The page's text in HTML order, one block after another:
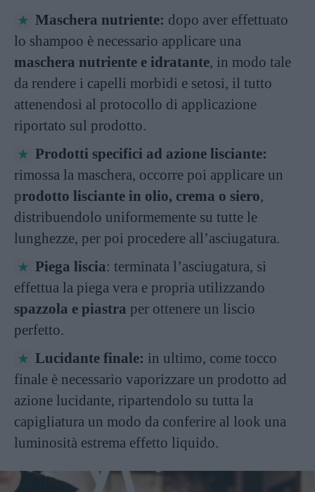
Maschera nutriente: dopo aver effettuato
lo shampoo è necessario applicare una
maschera nutriente e idratante, in modo tale
da rendere i capelli morbidi e setosi, il tutto
attenendosi al protocollo di applicazione
riportato sul prodotto.
Prodotti specifici ad azione lisciante:
rimossa la maschera, occorre poi applicare un
prodotto lisciante in olio, crema o siero,
distribuendolo uniformemente su tutte le
lunghezze, per poi procedere all’asciugatura.
Piega liscia: terminata l’asciugatura, si
effettua la piega vera e propria utilizzando
spazzola e piastra per ottenere un liscio
perfetto.
Lucidante finale: in ultimo, come tocco
finale è necessario vaporizzare un prodotto ad
azione lucidante, ripartendolo su tutta la
capigliatura un modo da conferire al look una
luminosità estrema effetto liquido.